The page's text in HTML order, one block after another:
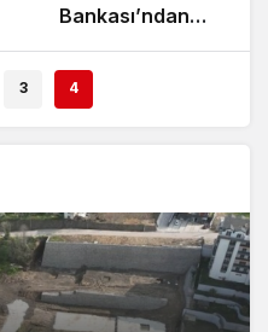
Beşiktaş’ı
3 4